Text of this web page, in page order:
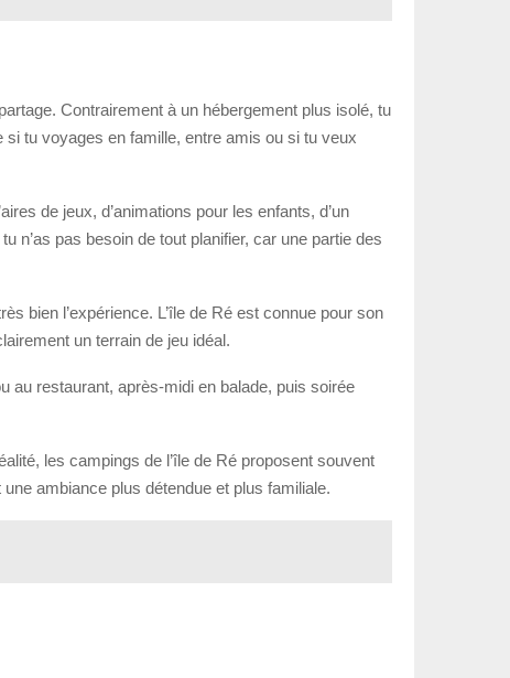
Contrairement à un hébergement plus isolé, tu
si tu voyages en famille, entre amis ou si tu veux
de jeux, d’animations pour les enfants, d’un
n’as pas besoin de tout planifier, car une partie des
bien l’expérience. L’île de Ré est connue pour son
un terrain de jeu idéal.
au restaurant, après-midi en balade, puis soirée
les campings de l’île de Ré proposent souvent
ambiance plus détendue et plus familiale.